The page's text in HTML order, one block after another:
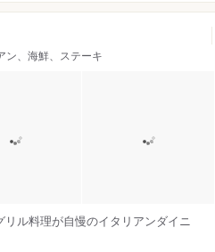
ン、海鮮、ステーキ
リル料理が自慢のイタリアンダイニ